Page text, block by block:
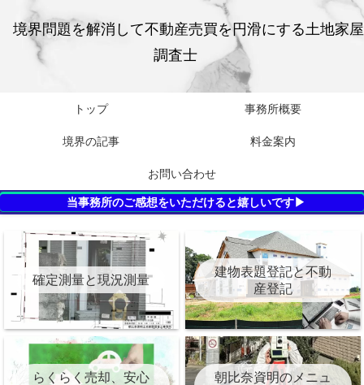
境界問題を解消して不動産売買を円滑にする土地家屋
調査士
トップ 事務所概要
境界の記事 料金案内
お問い合わせ
当事務所のご感想をいただけると嬉しいです▶
確定測量と現況測量
建物表題登記と不動
産登記
らくらく売却、安心
朝比奈資明のメニュ